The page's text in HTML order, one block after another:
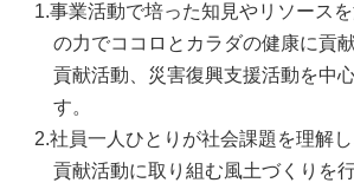
事業活動で培った知見やリソースを
の力でココロとカラダの健康に貢
貢献活動、災害復興支援活動を中
す。
社員一人ひとりが社会課題を理解
貢献活動に取り組む風土づくりを行